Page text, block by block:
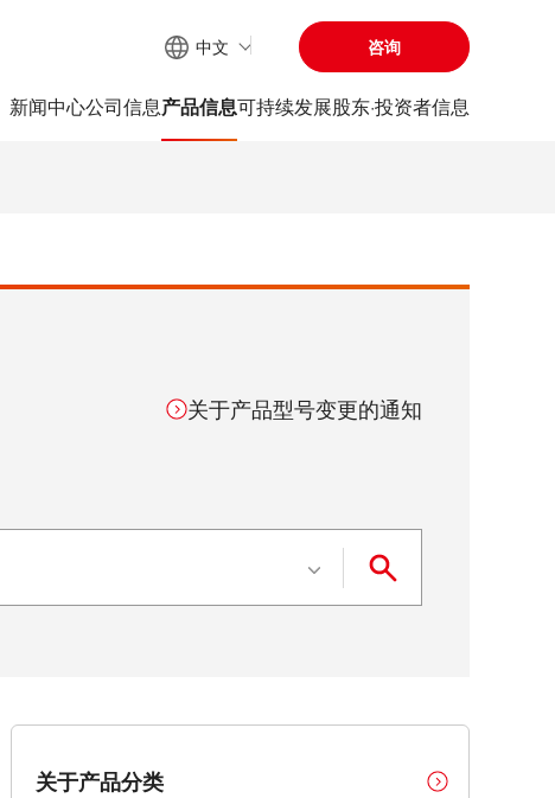
中文
网站内搜索
咨询
新闻中心公司信息产品信息可持续发展股东·投资者信息
关于产品型号变更的通知
产品群
关于产品分类